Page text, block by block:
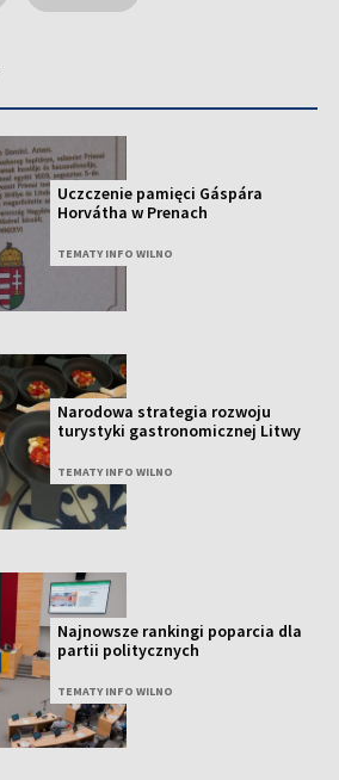
Uczczenie pamięci Gáspára
Horvátha w Prenach
TEMATY INFO WILNO
Narodowa strategia rozwoju
turystyki gastronomicznej Litwy
TEMATY INFO WILNO
Najnowsze rankingi poparcia dla
partii politycznych
TEMATY INFO WILNO